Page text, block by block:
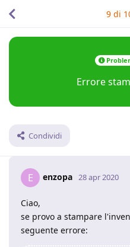
Errore
Condividi
9di
E enzopa 28 apr 2020
Ciao,
se provo a stampare
seguente errore: